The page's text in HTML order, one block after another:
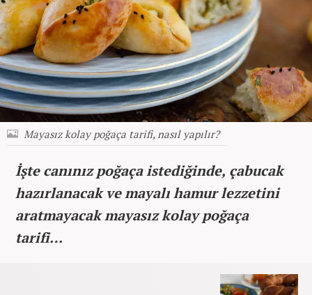
Mayasız kolay poğaça tarifi, nasıl yapılır?
İşte canınız poğaça istediğinde, çabucak
hazırlanacak ve mayalı hamur lezzetini
aratmayacak mayasız kolay poğaça
tarifi…